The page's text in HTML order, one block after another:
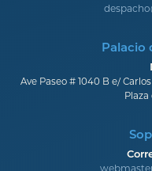
Palacio
Ave Paseo # 1040 B e/
Plaza